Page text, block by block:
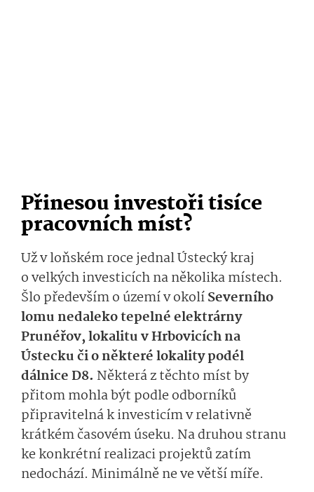
Přinesou investoři tisíce
pracovních míst?
Už v loňském roce jednal Ústecký kraj
o velkých investicích na několika místech.
Šlo především o území v okolíSeverního
lomu nedaleko tepelné elektrárny
Prunéřov, lokalitu v Hrbovicích na
Ústecku či o některé lokality podél
dálnice D8. Některá z těchto míst by
přitom mohla být podle odborníků
připravitelná k investicím v relativně
krátkém časovém úseku. Na druhou stranu
ke konkrétní realizaci projektů zatím
nedochází. Minimálně ne ve větší míře.